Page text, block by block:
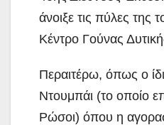
άνοιξε τις πύλες της
Κέντρο Γούνας
Περαιτέρω, όπως ο
Ντουμπάι (το οποίο
Ρώσοι) όπου η